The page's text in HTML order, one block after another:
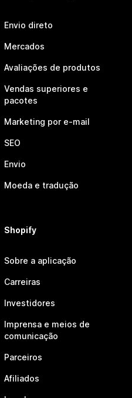
Envio direto
Mercados
Avaliações de produtos
Vendas superiores e
pacotes
Marketing por e-mail
SEO
Envio
Moeda e tradução
Shopify
Sobre a aplicação
Carreiras
Investidores
Imprensa e meios de
comunicação
Parceiros
Afiliados